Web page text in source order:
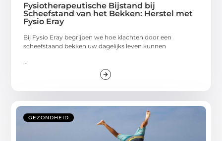
Fysiotherapeutische Bijstand bij
Scheefstand van het Bekken: Herstel met
Fysio Eray
Bij Fysio Eray begrijpen we hoe klachten door een
scheefstaand bekken uw dagelijks leven kunnen
...
GEZONDHEID